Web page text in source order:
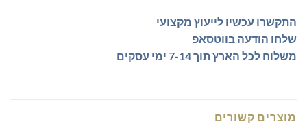
התקשרו עכשיו לייעוץ מקצועי
שלחו הודעה בווטסאפ
משלוח לכל הארץ תוך 7-14 ימי עסקים
מוצרים קשורים